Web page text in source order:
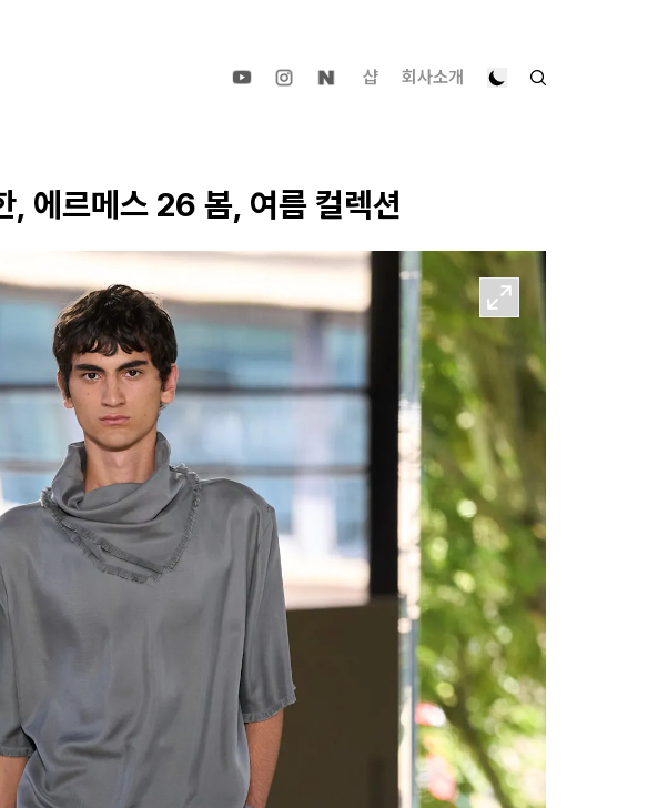
샵 회사소개
, 에르메스 26 봄, 여름 컬렉션